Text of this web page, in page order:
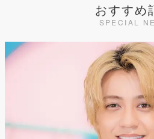
おすすめ
SPECIAL